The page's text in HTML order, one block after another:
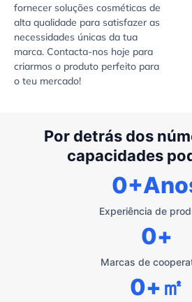
fornecer soluções cosméticas de
alta qualidade para satisfazer as
necessidades únicas da tua
marca. Contacta-nos hoje para
criarmos o produto perfeito para
o teu mercado!
Por detrás dos
capacidades
Experiência de
0
Marcas de
0+
0+㎡